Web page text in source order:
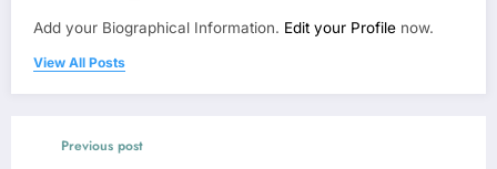
Add your Biographical Information. Edit your Profile now.
View All Posts
Previous post